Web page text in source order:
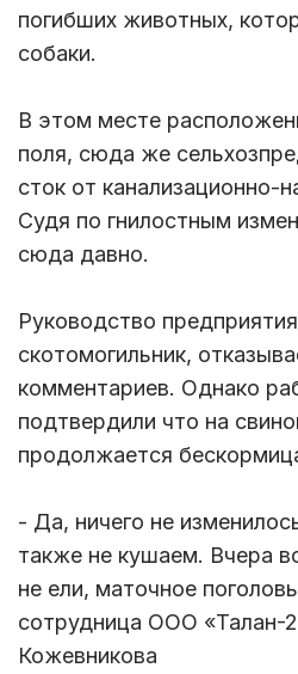
погибших животных,
собаки.
В этом месте
поля, сюда же
сток от канализационно-
Судя по гнилостным
сюда давно.
Руководство
скотомогильник,
комментариев. Однако
подтвердили что на
продолжается
- Да, ничего не
также не кушаем. Вчера
не ели, маточное
сотрудница ООО «Талан-
Кожевникова